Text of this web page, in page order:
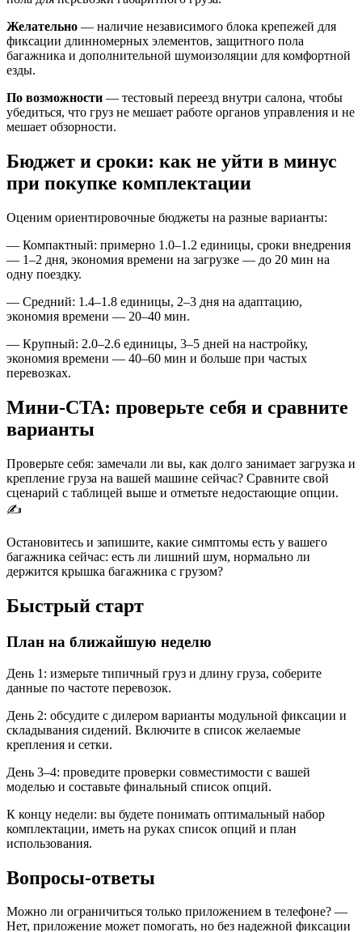
Желательно — наличие независимого блока крепежей для
фиксации длинномерных элементов, защитного пола
багажника и дополнительной шумоизоляции для комфортной
езды.
По возможности — тестовый переезд внутри салона, чтобы
убедиться, что груз не мешает работе органов управления и не
мешает обзорности.
Бюджет и сроки: как не уйти в минус
при покупке комплектации
Оценим ориентировочные бюджеты на разные варианты:
— Компактный: примерно 1.0–1.2 единицы, сроки внедрения
— 1–2 дня, экономия времени на загрузке — до 20 мин на
одну поездку.
— Средний: 1.4–1.8 единицы, 2–3 дня на адаптацию,
экономия времени — 20–40 мин.
— Крупный: 2.0–2.6 единицы, 3–5 дней на настройку,
экономия времени — 40–60 мин и больше при частых
перевозках.
Мини‑CTA: проверьте себя и сравните
варианты
Проверьте себя: замечали ли вы, как долго занимает загрузка и
крепление груза на вашей машине сейчас? Сравните свой
сценарий с таблицей выше и отметьте недостающие опции.
✍️
Остановитесь и запишите, какие симптомы есть у вашего
багажника сейчас: есть ли лишний шум, нормально ли
держится крышка багажника с грузом?
Быстрый старт
План на ближайшую неделю
День 1: измерьте типичный груз и длину груза, соберите
данные по частоте перевозок.
День 2: обсудите с дилером варианты модульной фиксации и
складывания сидений. Включите в список желаемые
крепления и сетки. ️
День 3–4: проведите проверки совместимости с вашей
моделью и составьте финальный список опций.
К концу недели: вы будете понимать оптимальный набор
комплектации, иметь на руках список опций и план
использования.
Вопросы-ответы
Можно ли ограничиться только приложением в телефоне? —
Нет, приложение может помогать, но без надежной фиксации